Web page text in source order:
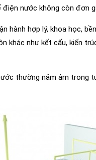
nước không còn đơn
hành hợp lý, khoa học,
khác như kết cấu, kiến
thường nằm âm trong